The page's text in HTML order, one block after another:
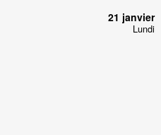
21 janvier
Lundi